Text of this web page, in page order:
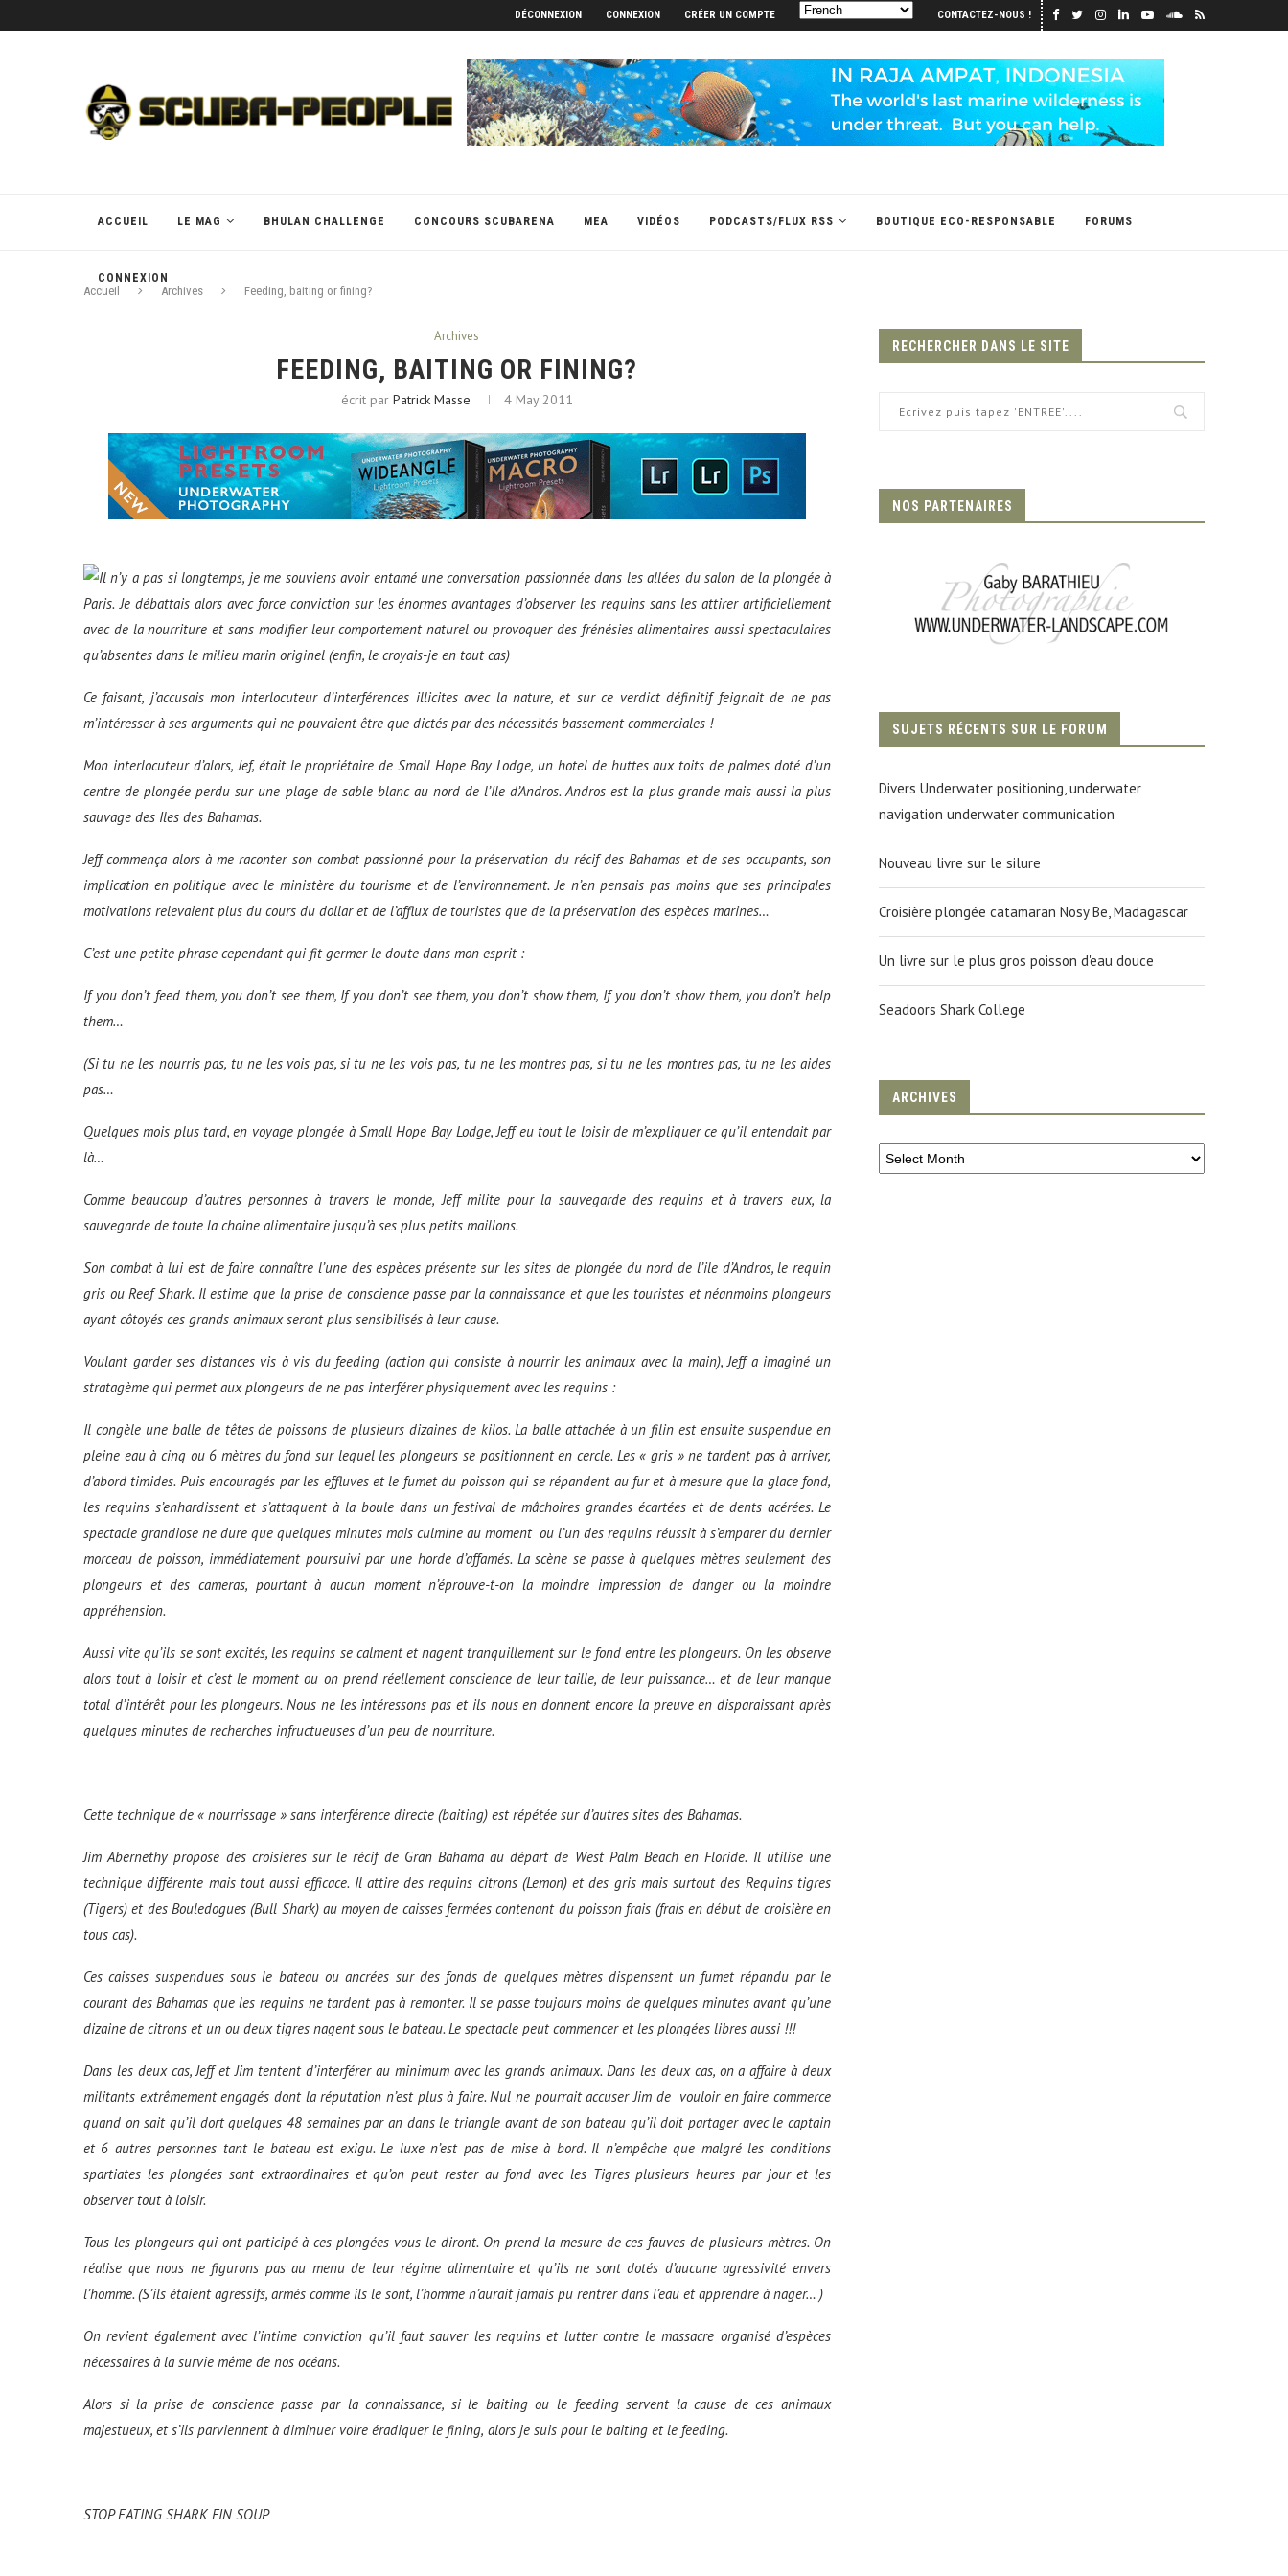
DÉCONNEXION CONNEXION CRÉER UN COMPTE CONTACTEZ-NOUS !
ACCUEIL LE MAG BHULAN CHALLENGE CONCOURS SCUBARENA MEA VIDÉOS PODCASTS/FLUX RSS BOUTIQUE ECO-RESPONSABLE FORUMS
CONNEXION
Accueil Archives Feeding, baiting or fining?
Archives
FEEDING, BAITING OR FINING?
écrit par Patrick Masse 4 May 2011
Il n’y a pas si longtemps, je me souviens avoir entamé une conversation passionnée dans les allées du salon de la plongée à
Paris. Je débattais alors avec force conviction sur les énormes avantages d’observer les requins sans les attirer artificiellement
avec de la nourriture et sans modifier leur comportement naturel ou provoquer des frénésies alimentaires aussi spectaculaires
qu’absentes dans le milieu marin originel (enfin, le croyais-je en tout cas)
Ce faisant, j’accusais mon interlocuteur d’interférences illicites avec la nature, et sur ce verdict définitif feignait de ne pas
m’intéresser à ses arguments qui ne pouvaient être que dictés par des nécessités bassement commerciales !
Mon interlocuteur d’alors, Jef, était le propriétaire de Small Hope Bay Lodge, un hotel de huttes aux toits de palmes doté d’un
centre de plongée perdu sur une plage de sable blanc au nord de l’Ile d’Andros. Andros est la plus grande mais aussi la plus
sauvage des Iles des Bahamas.
Jeff commença alors à me raconter son combat passionné pour la préservation du récif des Bahamas et de ses occupants, son
implication en politique avec le ministère du tourisme et de l’environnement. Je n’en pensais pas moins que ses principales
motivations relevaient plus du cours du dollar et de l’afflux de touristes que de la préservation des espèces marines…
C’est une petite phrase cependant qui fit germer le doute dans mon esprit :
If you don’t feed them, you don’t see them, If you don’t see them, you don’t show them, If you don’t show them, you don’t help
them…
(Si tu ne les nourris pas, tu ne les vois pas, si tu ne les vois pas, tu ne les montres pas, si tu ne les montres pas, tu ne les aides
pas…
Quelques mois plus tard, en voyage plongée à Small Hope Bay Lodge, Jeff eu tout le loisir de m’expliquer ce qu’il entendait par
là…
Comme beaucoup d’autres personnes à travers le monde, Jeff milite pour la sauvegarde des requins et à travers eux, la
sauvegarde de toute la chaine alimentaire jusqu’à ses plus petits maillons.
Son combat à lui est de faire connaître l’une des espèces présente sur les sites de plongée du nord de l’ile d’Andros, le requin
gris ou Reef Shark. Il estime que la prise de conscience passe par la connaissance et que les touristes et néanmoins plongeurs
ayant côtoyés ces grands animaux seront plus sensibilisés à leur cause.
Voulant garder ses distances vis à vis du feeding (action qui consiste à nourrir les animaux avec la main), Jeff a imaginé un
stratagème qui permet aux plongeurs de ne pas interférer physiquement avec les requins :
Il congèle une balle de têtes de poissons de plusieurs dizaines de kilos. La balle attachée à un filin est ensuite suspendue en
pleine eau à cinq ou 6 mètres du fond sur lequel les plongeurs se positionnent en cercle. Les « gris » ne tardent pas à arriver,
d’abord timides. Puis encouragés par les effluves et le fumet du poisson qui se répandent au fur et à mesure que la glace fond,
les requins s’enhardissent et s’attaquent à la boule dans un festival de mâchoires grandes écartées et de dents acérées. Le
spectacle grandiose ne dure que quelques minutes mais culmine au moment ou l’un des requins réussit à s’emparer du dernier
morceau de poisson, immédiatement poursuivi par une horde d’affamés. La scène se passe à quelques mètres seulement des
plongeurs et des cameras, pourtant à aucun moment n’éprouve-t-on la moindre impression de danger ou la moindre
appréhension.
Aussi vite qu’ils se sont excités, les requins se calment et nagent tranquillement sur le fond entre les plongeurs. On les observe
alors tout à loisir et c’est le moment ou on prend réellement conscience de leur taille, de leur puissance… et de leur manque
total d’intérêt pour les plongeurs. Nous ne les intéressons pas et ils nous en donnent encore la preuve en disparaissant après
quelques minutes de recherches infructueuses d’un peu de nourriture.
Cette technique de « nourrissage » sans interférence directe (baiting) est répétée sur d’autres sites des Bahamas.
Jim Abernethy propose des croisières sur le récif de Gran Bahama au départ de West Palm Beach en Floride. Il utilise une
technique différente mais tout aussi efficace. Il attire des requins citrons (Lemon) et des gris mais surtout des Requins tigres
(Tigers) et des Bouledogues (Bull Shark) au moyen de caisses fermées contenant du poisson frais (frais en début de croisière en
tous cas).
Ces caisses suspendues sous le bateau ou ancrées sur des fonds de quelques mètres dispensent un fumet répandu par le
courant des Bahamas que les requins ne tardent pas à remonter. Il se passe toujours moins de quelques minutes avant qu’une
dizaine de citrons et un ou deux tigres nagent sous le bateau. Le spectacle peut commencer et les plongées libres aussi !!!
Dans les deux cas, Jeff et Jim tentent d’interférer au minimum avec les grands animaux. Dans les deux cas, on a affaire à deux
militants extrêmement engagés dont la réputation n’est plus à faire. Nul ne pourrait accuser Jim de vouloir en faire commerce
quand on sait qu’il dort quelques 48 semaines par an dans le triangle avant de son bateau qu’il doit partager avec le captain
et 6 autres personnes tant le bateau est exigu. Le luxe n’est pas de mise à bord. Il n’empêche que malgré les conditions
spartiates les plongées sont extraordinaires et qu’on peut rester au fond avec les Tigres plusieurs heures par jour et les
observer tout à loisir.
Tous les plongeurs qui ont participé à ces plongées vous le diront. On prend la mesure de ces fauves de plusieurs mètres. On
réalise que nous ne figurons pas au menu de leur régime alimentaire et qu’ils ne sont dotés d’aucune agressivité envers
l’homme. (S’ils étaient agressifs, armés comme ils le sont, l’homme n’aurait jamais pu rentrer dans l’eau et apprendre à nager… )
On revient également avec l’intime conviction qu’il faut sauver les requins et lutter contre le massacre organisé d’espèces
nécessaires à la survie même de nos océans.
Alors si la prise de conscience passe par la connaissance, si le baiting ou le feeding servent la cause de ces animaux
majestueux, et s’ils parviennent à diminuer voire éradiquer le fining, alors je suis pour le baiting et le feeding.
STOP EATING SHARK FIN SOUP
RECHERCHER DANS LE SITE
NOS PARTENAIRES
SUJETS RÉCENTS SUR LE FORUM
Divers Underwater positioning, underwater
navigation underwater communication
Nouveau livre sur le silure
Croisière plongée catamaran Nosy Be, Madagascar
Un livre sur le plus gros poisson d'eau douce
Seadoors Shark College
ARCHIVES